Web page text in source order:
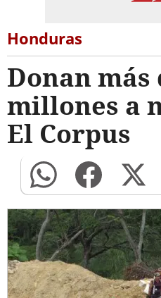
Honduras
Donan más
millones a
El Corpus